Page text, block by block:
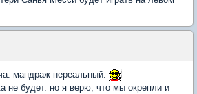
мандраж нереальный.
не будет. но я верю, что мы окрепли и